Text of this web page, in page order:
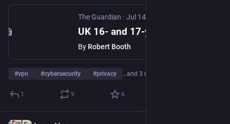
The Guardian · Jul 14
By Robert Booth
#vpn #cybersecurity #privacy …and 3 more
1 9 6